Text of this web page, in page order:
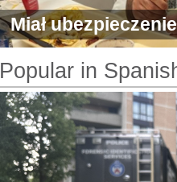
Miał
rachunek na 147
Popular in